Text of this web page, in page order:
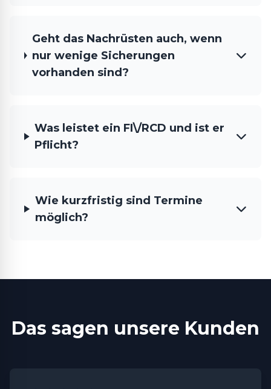
Geht das Nachrüsten auch, wenn
nur wenige Sicherungen
vorhanden sind?
Was leistet ein FI\/RCD und ist er
Pflicht?
Wie kurzfristig sind Termine
möglich?
Das sagen unsere Kunden